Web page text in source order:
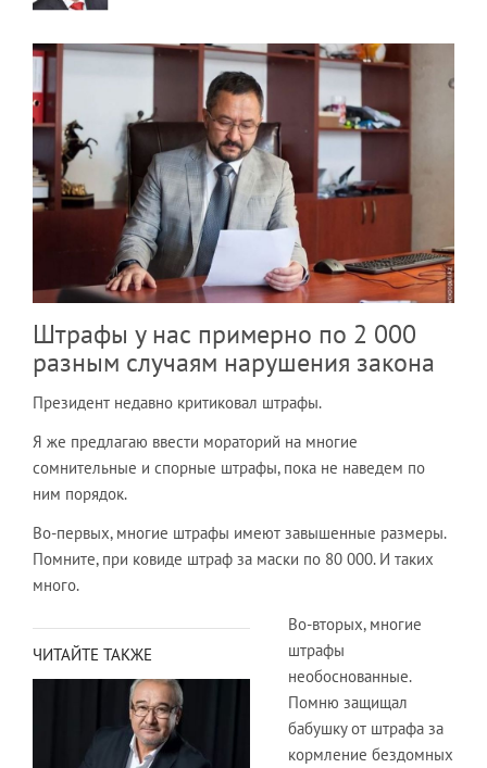
Штрафы у нас примерно по 2 000
разным случаям нарушения закона
Президент недавно критиковал штрафы.
Я же предлагаю ввести мораторий на многие
сомнительные и спорные штрафы, пока не наведем по
ним порядок.
Во-первых, многие штрафы имеют завышенные размеры.
Помните, при ковиде штраф за маски по 80 000. И таких
много.
ЧИТАЙТЕ ТАКЖЕ
Во-вторых, многие
штрафы
необоснованные.
Помню защищал
бабушку от штрафа за
кормление бездомных